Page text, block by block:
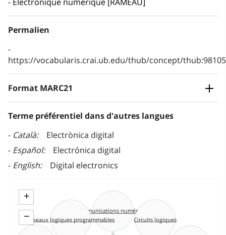
Permalien
https://vocabularis.crai.ub.edu/thub/concept/
Format MARC21
Terme préférentiel dans d'autres langues
Català
Electrònica digital
Español
Electrónica digital
English
Digital electronics
+
−
Communications numériques
Circuits logiques
Réseaux logiques programmables